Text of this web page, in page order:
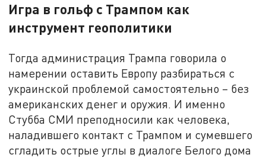
Игра в гольф с Трампом как
инструмент геополитики
Тогда администрация Трампа говорила о
намерении оставить Европу разбираться с
украинской проблемой самостоятельно – без
американских денег и оружия. И именно
Стубба СМИ преподносили как человека,
наладившего контакт с Трампом и сумевшего
сгладить острые углы в диалоге Белого дома